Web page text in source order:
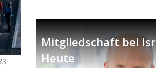
Mitgliedschaft bei
Heute